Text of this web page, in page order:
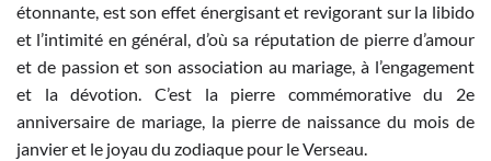
étonnante, est son effet énergisant et revigorant sur la libido
et l’intimité en général, d’où sa réputation de pierre d’amour
et de passion et son association au mariage, à l’engagement
et la dévotion. C’est la pierre commémorative du 2e
anniversaire de mariage, la pierre de naissance du mois de
janvier et le joyau du zodiaque pour le Verseau.